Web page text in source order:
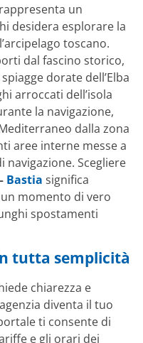
rappresenta un
desidera esplorare la
toscano.
dal fascino storico,
dorate dell’Elba
arroccati dell’isola
la navigazione,
dalla zona
aree interne messe a
navigazione. Scegliere
Bastia significa
momento di vero
spostamenti
tutta semplicità
chiarezza e
diventa il tuo
ti consente di
e gli orari dei